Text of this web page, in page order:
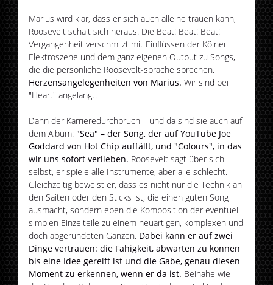
Marius wird klar, dass er sich auch alleine trauen kann,
Roosevelt schält sich heraus. Die Beat! Beat! Beat!
Vergangenheit verschmilzt mit Einflüssen der Kölner
Elektroszene und dem ganz eigenen Output zu Songs,
die die persönliche Roosevelt-sprache sprechen.
Herzensangelegenheiten von Marius. Wir sind bei
"Heart" angelangt.
Dann der Karrieredurchbruch – und da sind sie auch auf
dem Album: "Sea" – der Song, der auf YouTube Joe
Goddard von Hot Chip auffällt, und "Colours", in das
wir uns sofort verlieben. Roosevelt sagt über sich
selbst, er spiele alle Instrumente, aber alle schlecht.
Gleichzeitig beweist er, dass es nicht nur die Technik an
den Saiten oder den Sticks ist, die einen guten Song
ausmacht, sondern eben die Komposition der eventuell
simplen Einzelteile zu einem neuartigen, komplexen und
doch abgerundeten Ganzen. Dabei kann er auf zwei
Dinge vertrauen: die Fähigkeit, abwarten zu können
bis eine Idee gereift ist und die Gabe, genau diesen
Moment zu erkennen, wenn er da ist. Beinahe wie